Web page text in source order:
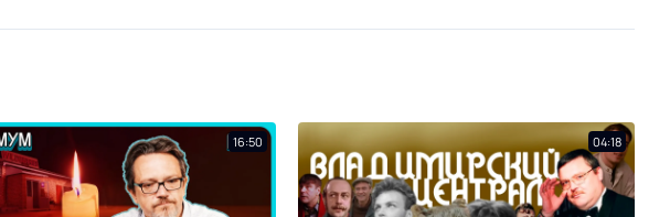
16:50 04:18